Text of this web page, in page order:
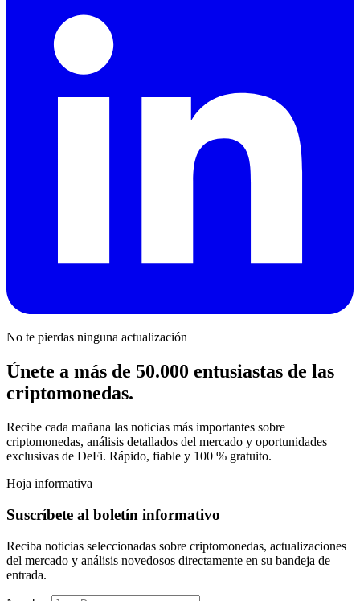
No te pierdas ninguna actualización
Únete a más de 50.000 entusiastas de las
criptomonedas.
Recibe cada mañana las noticias más importantes sobre
criptomonedas, análisis detallados del mercado y oportunidades
exclusivas de DeFi. Rápido, fiable y 100 % gratuito.
Hoja informativa
Suscríbete al boletín informativo
Reciba noticias seleccionadas sobre criptomonedas, actualizaciones
del mercado y análisis novedosos directamente en su bandeja de
entrada.